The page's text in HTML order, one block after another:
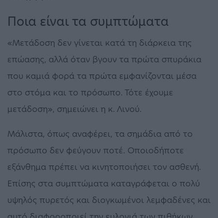
Ποια είναι τα συμπτώματα
«Μετάδοση δεν γίνεται κατά τη διάρκεια της
επώασης, αλλά όταν βγουν τα πρώτα σπυράκια
που καμιά φορά τα πρώτα εμφανίζονται μέσα
στο στόμα και το πρόσωπο. Τότε έχουμε
μετάδοση», σημειώνει η κ. Λινού.
Μάλιστα, όπως αναφέρει, τα σημάδια από το
πρόσωπο δεν φεύγουν ποτέ. Οποιοδήποτε
εξάνθημα πρέπει να κινητοποιήσει τον ασθενή.
Επίσης στα συμπτώματα καταγράφεται ο πολύ
υψηλός πυρετός και διογκωμένοι λεμφαδένες και